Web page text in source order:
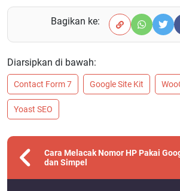
Bagikan ke:
Diarsipkan di bawah:
Contact Form 7 Google Site Kit
Yoast SEO
Cara Melacak Nomor HP Pakai
dan Simpel